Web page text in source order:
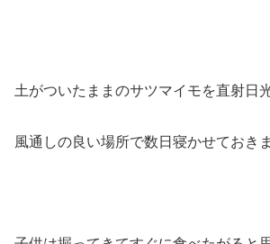
土がついたままのサツマイモを直射日
風通しの良い場所で数日寝かせておき